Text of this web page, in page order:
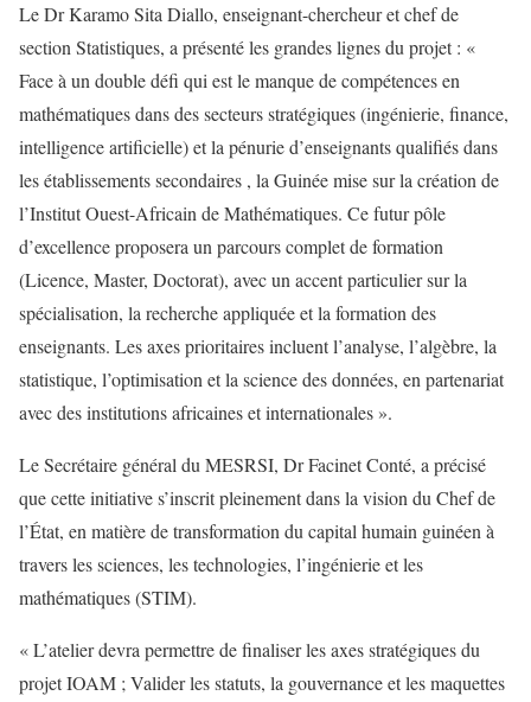
Le Dr Karamo Sita Diallo, enseignant-chercheur et chef de
section Statistiques, a présenté les grandes lignes du projet : «
Face à un double défi qui est le manque de compétences en
mathématiques dans des secteurs stratégiques (ingénierie, finance,
intelligence artificielle) et la pénurie d’enseignants qualifiés dans
les établissements secondaires , la Guinée mise sur la création de
l’Institut Ouest-Africain de Mathématiques. Ce futur pôle
d’excellence proposera un parcours complet de formation
(Licence, Master, Doctorat), avec un accent particulier sur la
spécialisation, la recherche appliquée et la formation des
enseignants. Les axes prioritaires incluent l’analyse, l’algèbre, la
statistique, l’optimisation et la science des données, en partenariat
avec des institutions africaines et internationales ».
Le Secrétaire général du MESRSI, Dr Facinet Conté, a précisé
que cette initiative s’inscrit pleinement dans la vision du Chef de
l’État, en matière de transformation du capital humain guinéen à
travers les sciences, les technologies, l’ingénierie et les
mathématiques (STIM).
« L’atelier devra permettre de finaliser les axes stratégiques du
projet IOAM ; Valider les statuts, la gouvernance et les maquettes